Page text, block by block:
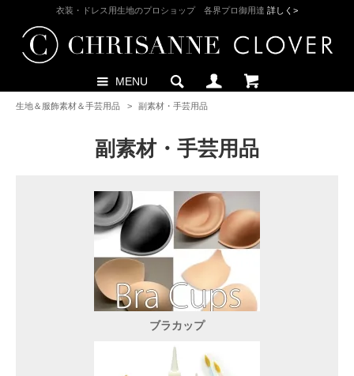
衣装・ドレス用生地のプロショップ 各界プロ御用達 詳しく>
MENU
生地＆服飾素材＆手芸用品 > 副素材・手芸用品
副素材・手芸用品
ブラカップ